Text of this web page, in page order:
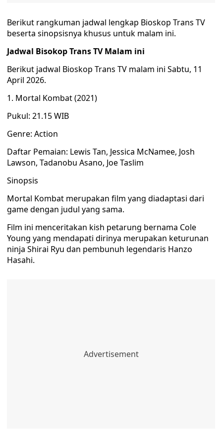
Berikut rangkuman jadwal lengkap Bioskop Trans TV
beserta sinopsisnya khusus untuk malam ini.
Jadwal Bisokop Trans TV Malam ini
Berikut jadwal Bioskop Trans TV malam ini Sabtu, 11
April 2026.
1. Mortal Kombat (2021)
Pukul: 21.15 WIB
Genre: Action
Daftar Pemaian: Lewis Tan, Jessica McNamee, Josh
Lawson, Tadanobu Asano, Joe Taslim
Sinopsis
Mortal Kombat merupakan film yang diadaptasi dari
game dengan judul yang sama.
Film ini menceritakan kish petarung bernama Cole
Young yang mendapati dirinya merupakan keturunan
ninja Shirai Ryu dan pembunuh legendaris Hanzo
Hasahi.